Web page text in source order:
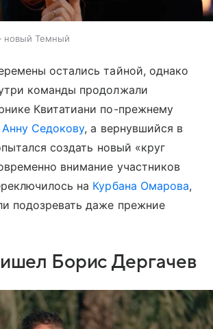
новый Темный
остались тайной, однако
команды продолжали
Квитатиани по-прежнему
Анну Седокову, а вернувшийся в
создать новый «круг
внимание участников
на Курбана Омарова,
подозревать даже прежние
Борис Дергачев